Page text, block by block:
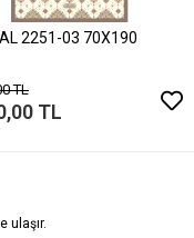
2251-03 70X190
TL
TL
ulaşır.